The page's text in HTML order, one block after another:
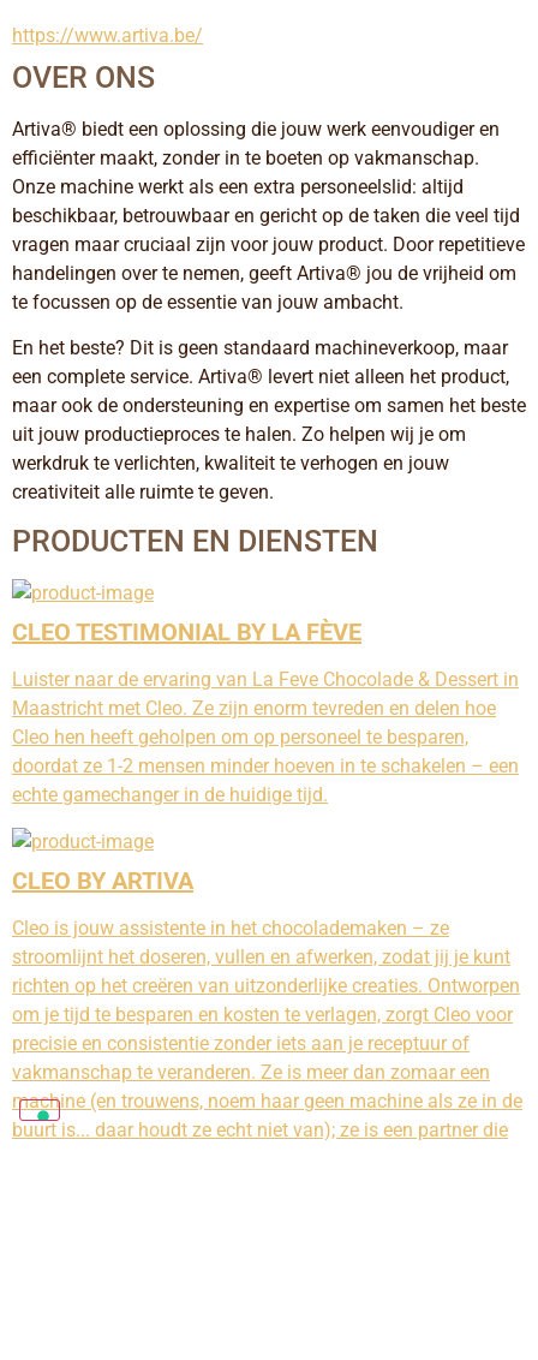
https://www.artiva.be/
OVER ONS
Artiva® biedt een oplossing die jouw werk eenvoudiger en
efficiënter maakt, zonder in te boeten op vakmanschap.
Onze machine werkt als een extra personeelslid: altijd
beschikbaar, betrouwbaar en gericht op de taken die veel tijd
vragen maar cruciaal zijn voor jouw product. Door repetitieve
handelingen over te nemen, geeft Artiva® jou de vrijheid om
te focussen op de essentie van jouw ambacht.
En het beste? Dit is geen standaard machineverkoop, maar
een complete service. Artiva® levert niet alleen het product,
maar ook de ondersteuning en expertise om samen het beste
uit jouw productieproces te halen. Zo helpen wij je om
werkdruk te verlichten, kwaliteit te verhogen en jouw
creativiteit alle ruimte te geven.
PRODUCTEN EN DIENSTEN
CLEO TESTIMONIAL BY LA FÈVE
Luister naar de ervaring van La Feve Chocolade & Dessert in
Maastricht met Cleo. Ze zijn enorm tevreden en delen hoe
Cleo hen heeft geholpen om op personeel te besparen,
doordat ze 1-2 mensen minder hoeven in te schakelen – een
echte gamechanger in de huidige tijd.
CLEO BY ARTIVA
Cleo is jouw assistente in het chocolademaken – ze
stroomlijnt het doseren, vullen en afwerken, zodat jij je kunt
richten op het creëren van uitzonderlijke creaties. Ontworpen
om je tijd te besparen en kosten te verlagen, zorgt Cleo voor
precisie en consistentie zonder iets aan je receptuur of
vakmanschap te veranderen. Ze is meer dan zomaar een
machine (en trouwens, noem haar geen machine als ze in de
buurt is... daar houdt ze echt niet van); ze is een partner die